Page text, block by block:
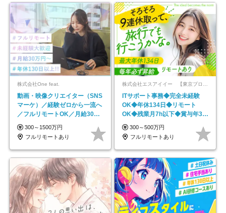
株式会社One feat.
動画・映像クリエイター（SNS
マーケ）／経験ゼロから一流へ
／フルリモートOK／月給30万
円～／年休130日以上
300～1500万円
フルリモートあり
ITサポート事務◆完全未経験
OK◆年休134日◆リモート
OK◆残業月7h以下◆賞与年3回
◆5年目まで必ず昇給
300～500万円
フルリモートあり